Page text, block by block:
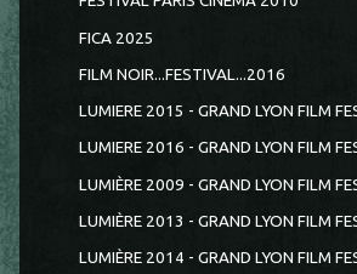
FICA 2025
FILM NOIR...FESTIVAL...2016
LUMIERE 2015 - GRAND LYON FILM
LUMIERE 2016 - GRAND LYON FILM
LUMIÈRE 2009 - GRAND LYON FILM
LUMIÈRE 2013 - GRAND LYON FILM
LUMIÈRE 2014 - GRAND LYON FILM